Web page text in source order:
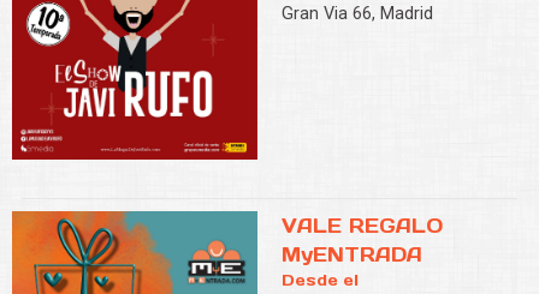
Gran Via 66, Madrid
VALE REGALO
MyENTRADA
Desde el